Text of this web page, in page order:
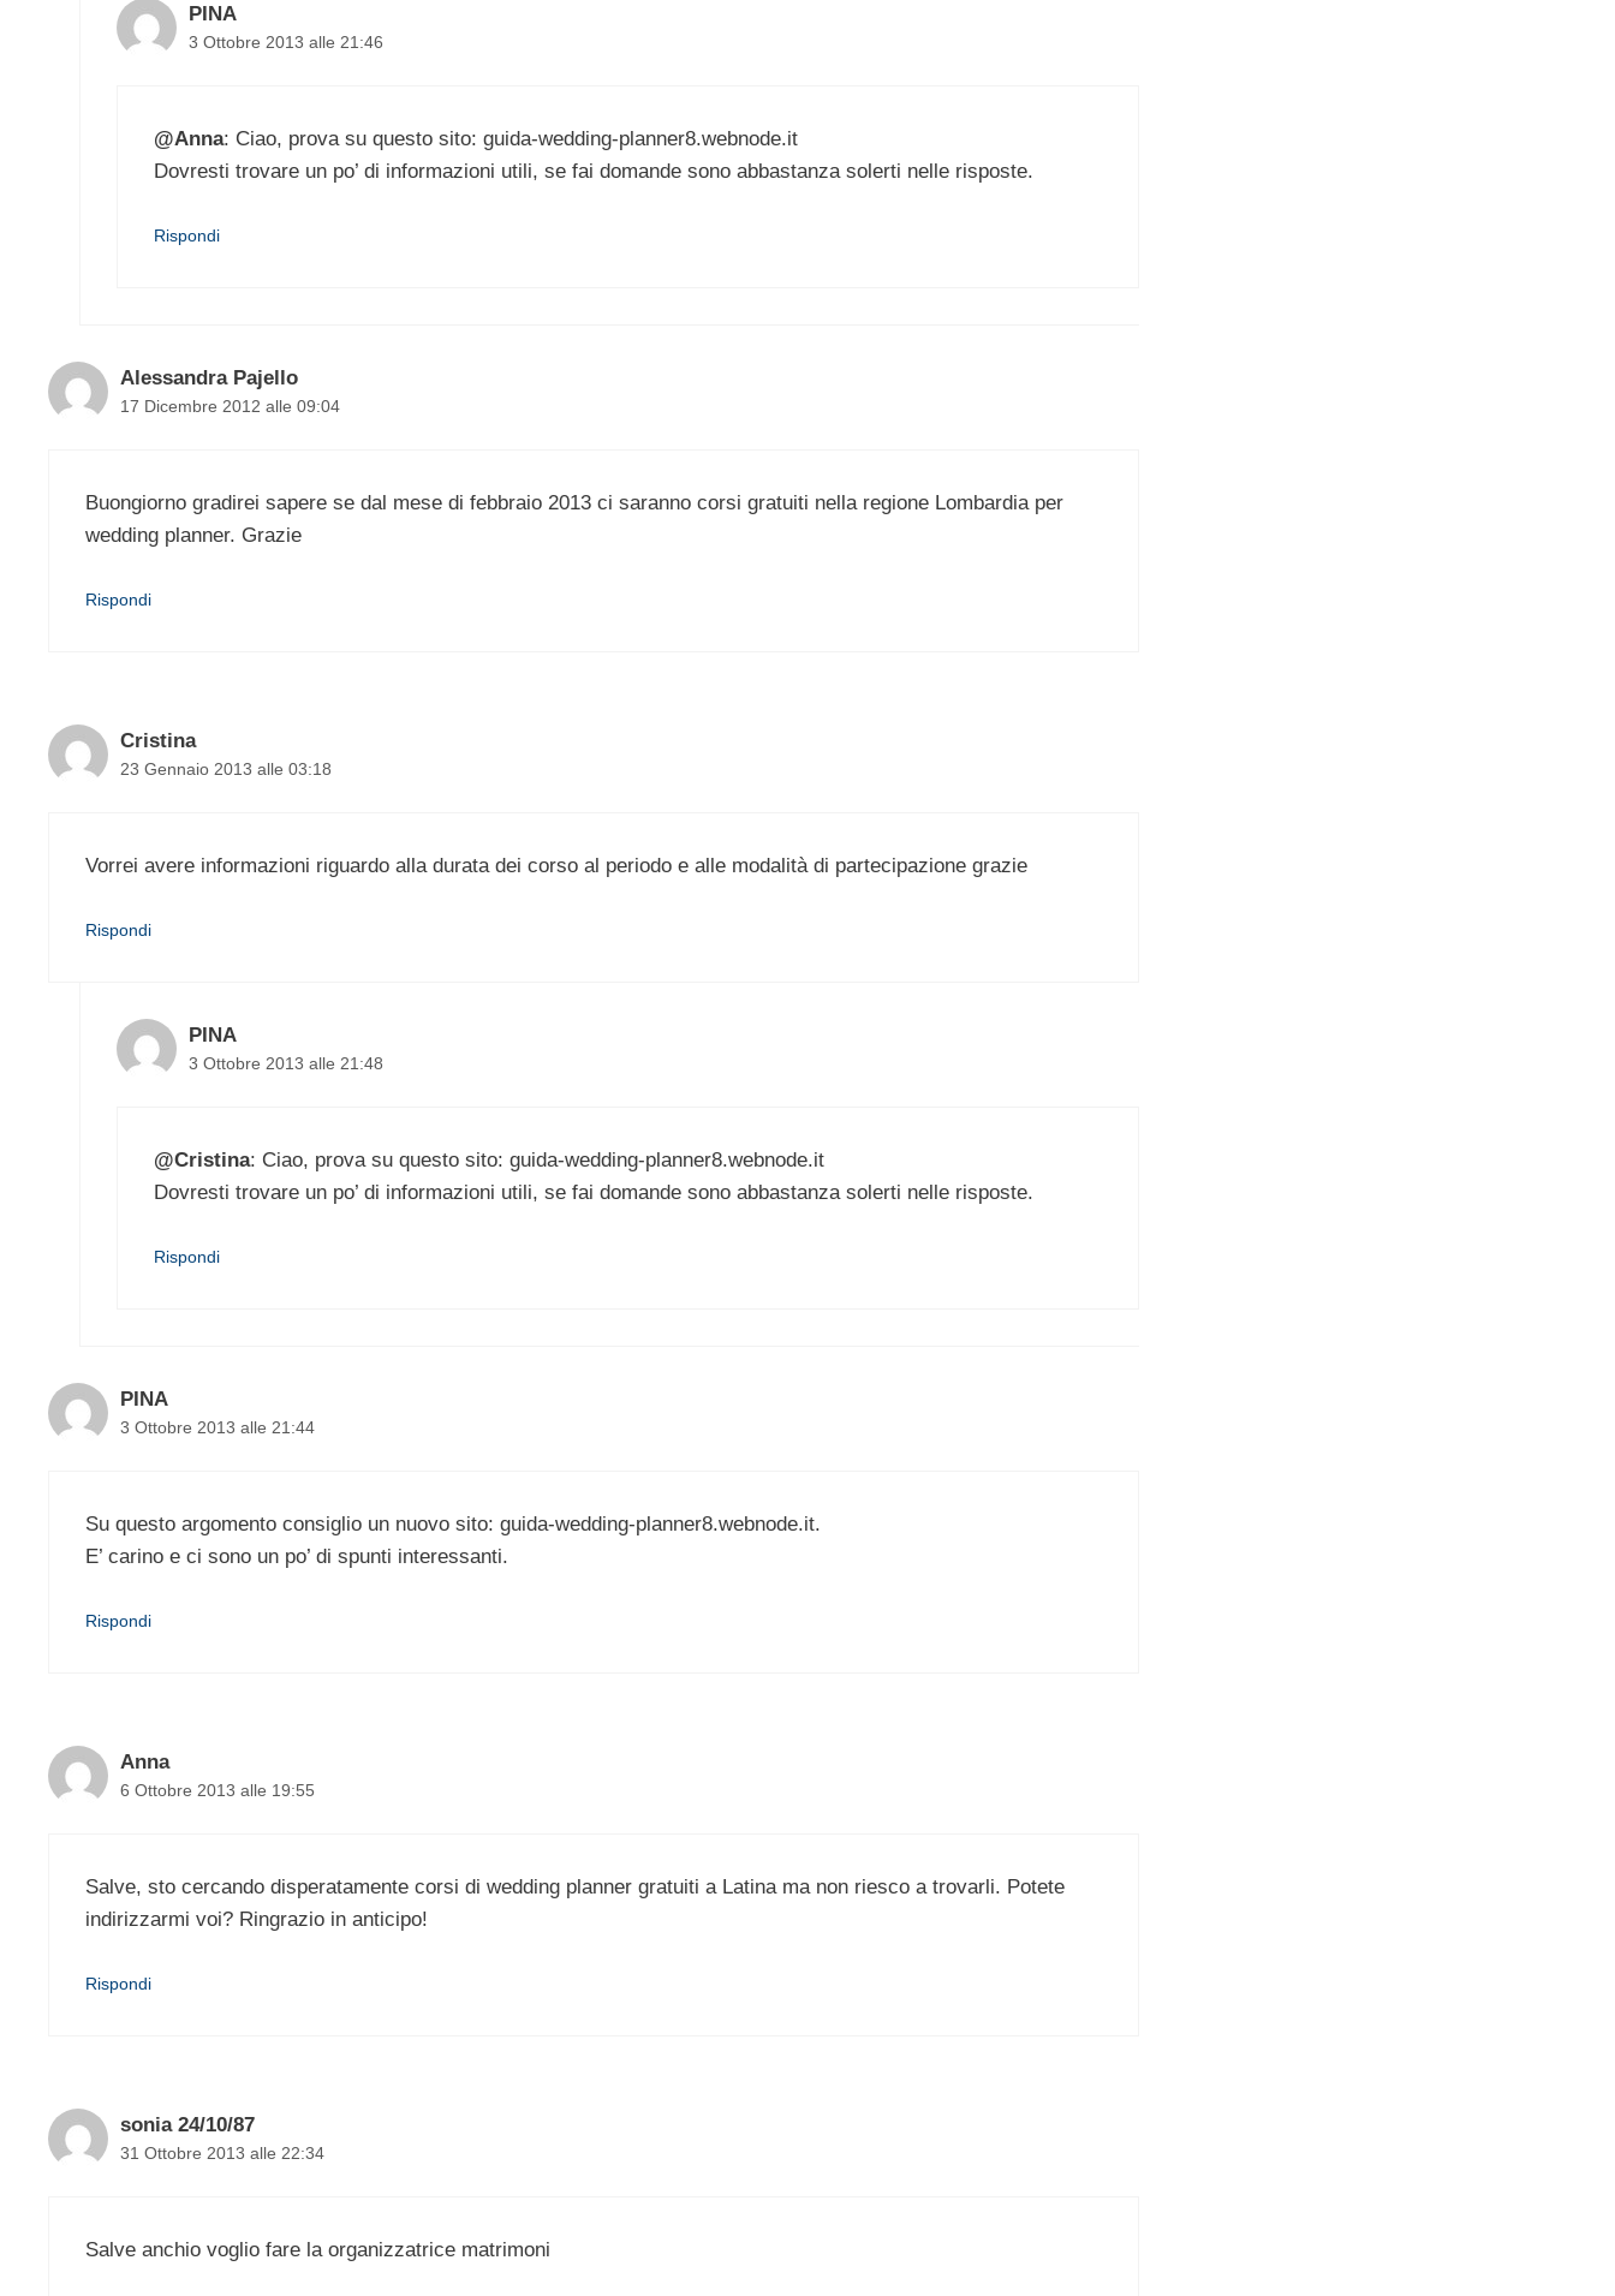
PINA
3 Ottobre 2013 alle 21:46
@Anna: Ciao, prova su questo sito: guida-wedding-planner8.webnode.it
Dovresti trovare un po’ di informazioni utili, se fai domande sono abbastanza solerti nelle risposte.
Rispondi
Alessandra Pajello
17 Dicembre 2012 alle 09:04
Buongiorno gradirei sapere se dal mese di febbraio 2013 ci saranno corsi gratuiti nella regione Lombardia per
wedding planner. Grazie
Rispondi
Cristina
23 Gennaio 2013 alle 03:18
Vorrei avere informazioni riguardo alla durata dei corso al periodo e alle modalità di partecipazione grazie
Rispondi
PINA
3 Ottobre 2013 alle 21:48
@Cristina: Ciao, prova su questo sito: guida-wedding-planner8.webnode.it
Dovresti trovare un po’ di informazioni utili, se fai domande sono abbastanza solerti nelle risposte.
Rispondi
PINA
3 Ottobre 2013 alle 21:44
Su questo argomento consiglio un nuovo sito: guida-wedding-planner8.webnode.it.
E’ carino e ci sono un po’ di spunti interessanti.
Rispondi
Anna
6 Ottobre 2013 alle 19:55
Salve, sto cercando disperatamente corsi di wedding planner gratuiti a Latina ma non riesco a trovarli. Potete
indirizzarmi voi? Ringrazio in anticipo!
Rispondi
sonia 24/10/87
31 Ottobre 2013 alle 22:34
Salve anchio voglio fare la organizzatrice matrimoni